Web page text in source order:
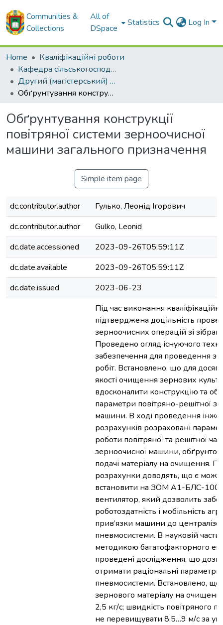
Communities &
Collections
All of
DSpace
Statistics Log In
Home
Кваліфікаційні роботи
Кафедра сільськогосподарського машинобудування
Другий (магістерський) рівень
Обґрунтування конструкції повітряної системи зерноочисної машини загального призначення
Обґрунтування конструкції
повітряної системи зерноочисної
машини загального призначення
Simple item page
dc.contributor.author
Гулько, Леонід Ігорович
dc.contributor.author
Gulko, Leonid
dc.date.accessioned
2023-09-26T05:59:11Z
dc.date.available
2023-09-26T05:59:11Z
dc.date.issued
2023-06-23
Під час виконання
підтверджена доцільність
зерноочисних операцій зі
Проведено огляд існуючого
забезпечення для проведення
робіт. Встановлено, що для
якості очищення зернових
вдосконалити конструкцію та
параметри повітряно-решітної
машини. В ході проведення
розрахунків розраховані
роботи повітряної та решітної
зерноочисної машини,
подачі матеріалу на очищення.
розрахунки доводять, що є
встановити на ЗОМ А1-БЛС-100
вентилятор, який дозволить
роботоздатність і мобільність
прив’язки машини до
пневмосистеми. В науковій
методикою багатофакторного
проведені дослідження, що
отримати раціональні параметри
пневмосистеми. Встановлено, що
зернового матеріалу на
2,5 кг/с; швидкість повітряного
не перевищувати 8,5…9 м/с за